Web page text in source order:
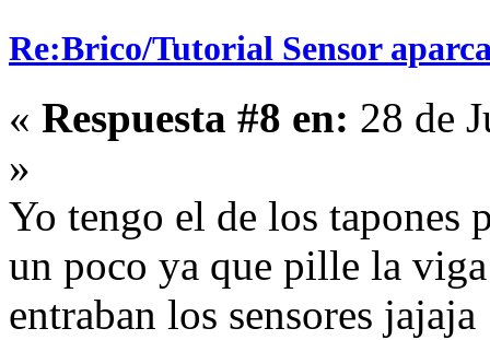
Re:Brico/Tutorial Sensor
« Respuesta #8 en: 28 de
»
Yo tengo el de los tapones
un poco ya que pille la
entraban los sensores jajaja